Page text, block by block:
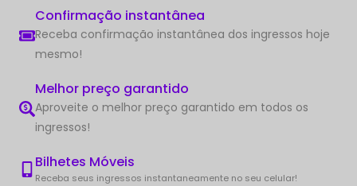
Confirmação instantânea
Receba confirmação instantânea dos ingressos hoje
mesmo!
Melhor preço garantido
Aproveite o melhor preço garantido em todos os
ingressos!
Bilhetes Móveis
Receba seus ingressos instantaneamente no seu celular!